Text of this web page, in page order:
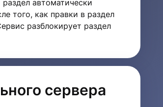
автоматически
того, как правки в раздел
разблокирует раздел
сервера